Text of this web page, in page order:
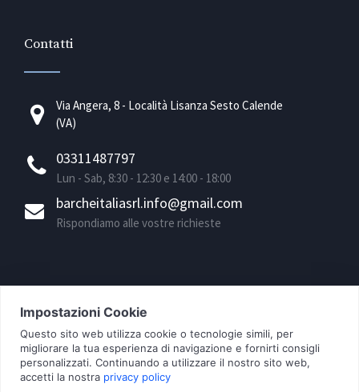
Contatti
Via Angera, 8 - Località Lisanza Sesto Calende
(VA)
03311487797
Lun - Sab, 8:30 - 12:30 e 14:00 - 18:00
barcheitaliasrl.info@gmail.com
Rispondiamo alle vostre richieste
© 2026 BARCHEITALIA S.r.l. tutti i diritti riservati - P.IVA
10500400964 -Privacy Policy